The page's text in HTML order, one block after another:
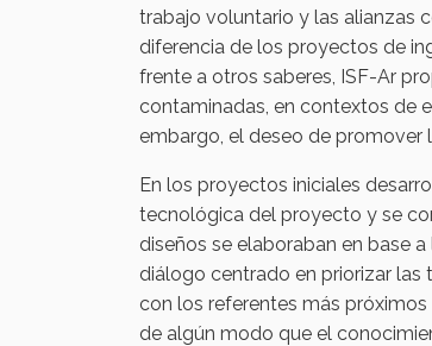
trabajo voluntario y las alianzas
diferencia de los proyectos de
frente a otros saberes, ISF-Ar
contaminadas, en contextos de
embargo, el deseo de promover
En los proyectos iniciales
tecnológica del proyecto y se
diseños se elaboraban en base
diálogo centrado en priorizar las
con los referentes más
de algún modo que el